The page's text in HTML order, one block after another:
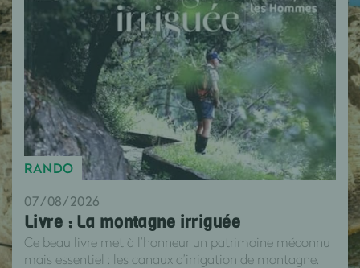
RANDO
07/08/2026
Livre : La montagne irriguée
Ce beau livre met à l’honneur un patrimoine méconnu
mais essentiel : les canaux d’irrigation de montagne.